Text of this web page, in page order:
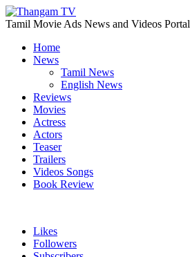
Tamil Movie Ads News and Videos Portal
Home
News
Tamil News
English News
Reviews
Movies
Actress
Actors
Teaser
Trailers
Videos Songs
Book Review
Likes
Followers